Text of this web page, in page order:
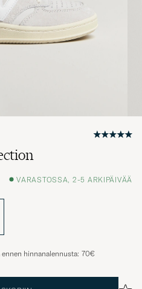
VARASTOSSA, 2-5 ARKIPÄIVÄÄ
hinnanalennusta: 70€